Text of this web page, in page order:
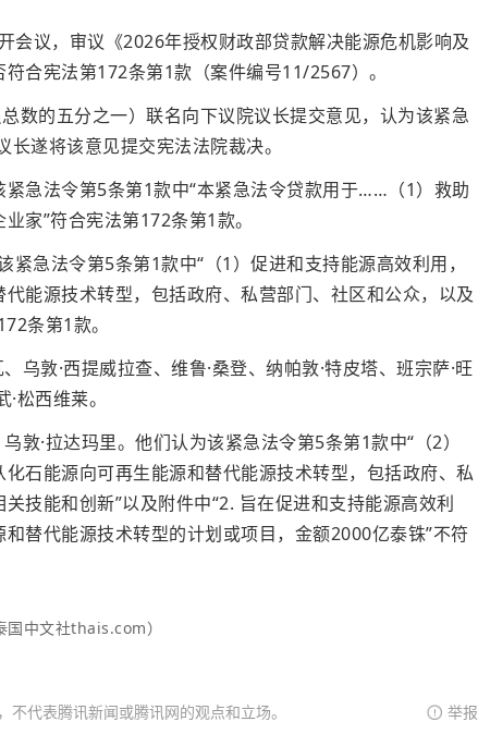
会议，审议《2026年授权财政部贷款解决能源危机影响及
合宪法第172条第1款（案件编号11/2567）。
数的五分之一）联名向下议院议长提交意见，认为该紧急
遂将该意见提交宪法法院裁决。
急法令第5条第1款中“本紧急法令贷款用于……（1）救助
家”符合宪法第172条第1款。
急法令第5条第1款中“（1）促进和支持能源高效利用，
能源技术转型，包括政府、私营部门、社区和公众，以及
条第1款。
乌敦·西提威拉查、维鲁·桑登、纳帕敦·特皮塔、班宗萨·旺
松西维莱。
敦·拉达玛里。他们认为该紧急法令第5条第1款中“（2）
化石能源向可再生能源和替代能源技术转型，包括政府、私
技能和创新”以及附件中“2. 旨在促进和支持能源高效利
替代能源技术转型的计划或项目，金额2000亿泰铢”不符
国中文社thais.com）
代表腾讯新闻或腾讯网的观点和立场。 举报